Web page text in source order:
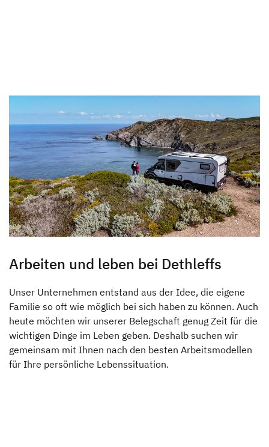
Arbeiten und leben bei Dethleffs
Unser Unternehmen entstand aus der Idee, die eigene
Familie so oft wie möglich bei sich haben zu können. Auch
heute möchten wir unserer Belegschaft genug Zeit für die
wichtigen Dinge im Leben geben. Deshalb suchen wir
gemeinsam mit Ihnen nach den besten Arbeitsmodellen
für Ihre persönliche Lebenssituation.